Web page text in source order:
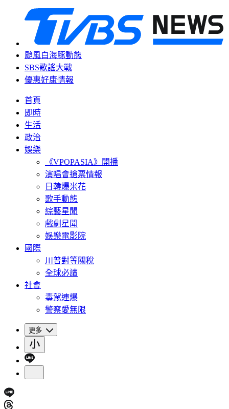
颱風白海豚動態
SBS歌謠大戰
優惠好康情報
首頁
即時
生活
政治
娛樂
《VPOPASIA》開播
演唱會搶票情報
日韓爆米花
歌手動態
綜藝星聞
戲劇星聞
娛樂電影院
國際
川普對等關稅
全球必讀
社會
毒駕連爆
警察愛無限
更多